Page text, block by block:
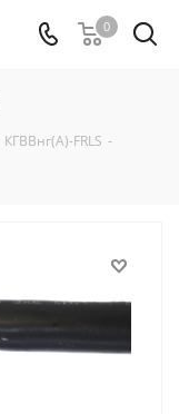
0
КГВВнг(А)-FRLS -